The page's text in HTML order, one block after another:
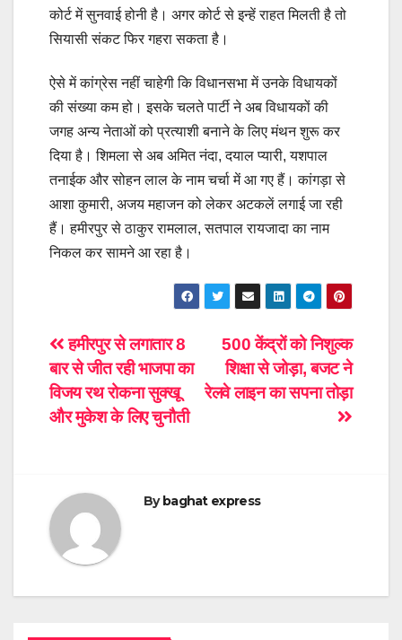
कोर्ट में सुनवाई होनी है। अगर कोर्ट से इन्हें राहत मिलती है तो
सियासी संकट फिर गहरा सकता है।
ऐसे में कांग्रेस नहीं चाहेगी कि विधानसभा में उनके विधायकों
की संख्या कम हो। इसके चलते पार्टी ने अब विधायकों की
जगह अन्य नेताओं को प्रत्याशी बनाने के लिए मंथन शुरू कर
दिया है। शिमला से अब अमित नंदा, दयाल प्यारी, यशपाल
तनाईक और सोहन लाल के नाम चर्चा में आ गए हैं। कांगड़ा से
आशा कुमारी, अजय महाजन को लेकर अटकलें लगाई जा रही
हैं। हमीरपुर से ठाकुर रामलाल, सतपाल रायजादा का नाम
निकल कर सामने आ रहा है।
Post
navigation
500 केंद्रों को निशुल्क
शिक्षा से जोड़ा, बजट ने
रेलवे लाइन का सपना तोड़ा
हमीरपुर से लगातार 8
बार से जीत रही भाजपा का
विजय रथ रोकना सुक्खू
और मुकेश के लिए चुनौती
By baghat express